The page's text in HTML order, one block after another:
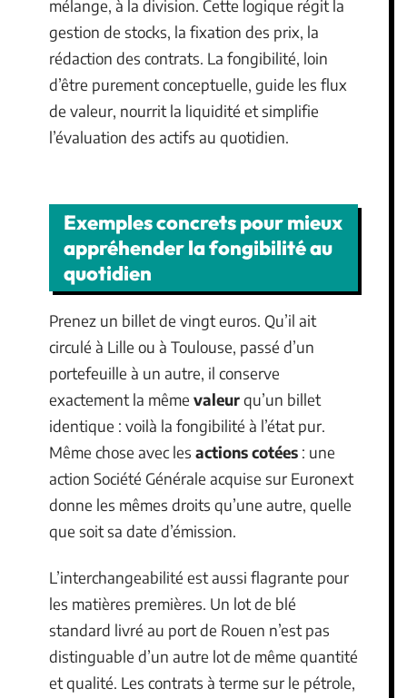
mélange, à la division. Cette logique régit la
gestion de stocks, la fixation des prix, la
rédaction des contrats. La fongibilité, loin
d’être purement conceptuelle, guide les flux
de valeur, nourrit la liquidité et simplifie
l’évaluation des actifs au quotidien.
Exemples concrets pour mieux
appréhender la fongibilité au
quotidien
Prenez un billet de vingt euros. Qu’il ait
circulé à Lille ou à Toulouse, passé d’un
portefeuille à un autre, il conserve
exactement la même valeurqu’un billet
identique : voilà la fongibilité à l’état pur.
Même chose avec les actions cotées : une
action Société Générale acquise sur Euronext
donne les mêmes droits qu’une autre, quelle
que soit sa date d’émission.
L’interchangeabilité est aussi flagrante pour
les matières premières. Un lot de blé
standard livré au port de Rouen n’est pas
distinguable d’un autre lot de même quantité
et qualité. Les contrats à terme sur le pétrole,